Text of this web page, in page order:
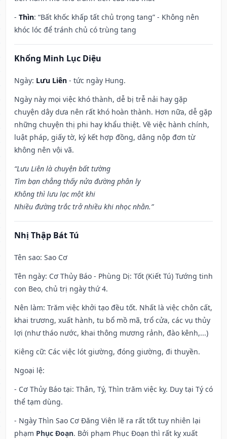
- Thìn: “Bất khốc khấp tất chủ trọng tang” - Không nên
khóc lóc để tránh chủ có trùng tang
Khổng Minh Lục Diệu
Ngày: Lưu Liên - tức ngày Hung.
Ngày này mọi việc khó thành, dễ bị trễ nải hay gặp
chuyện dây dưa nên rất khó hoàn thành. Hơn nữa, dễ gặp
những chuyện thị phi hay khẩu thiệt. Về việc hành chính,
luật pháp, giấy tờ, ký kết hợp đồng, dâng nộp đơn từ
không nên vội vã.
“Lưu Liên là chuyện bất tường
Tìm bạn chẳng thấy nửa đường phân ly
Không thì lưu lạc một khi
Nhiều đường trắc trở nhiều khi nhọc nhằn.”
Nhị Thập Bát Tú
Tên sao: Sao Cơ
Tên ngày: Cơ Thủy Báo - Phùng Dị: Tốt (Kiết Tú) Tướng tinh
con Beo, chủ trị ngày thứ 4.
Nên làm: Trăm việc khởi tạo đều tốt. Nhất là việc chôn cất,
khai trương, xuất hành, tu bổ mồ mã, trổ cửa, các vụ thủy
lợi (như tháo nước, khai thông mương rảnh, đào kênh,...)
Kiêng cữ: Các việc lót giường, đóng giường, đi thuyền.
Ngoại lệ:
- Cơ Thủy Báo tại: Thân, Tý, Thìn trăm việc kỵ. Duy tại Tý có
thể tạm dùng.
- Ngày Thìn Sao Cơ Đăng Viên lẽ ra rất tốt tuy nhiên lại
phạm Phục Đoạn. Bởi phạm Phục Đoạn thì rất kỵ xuất